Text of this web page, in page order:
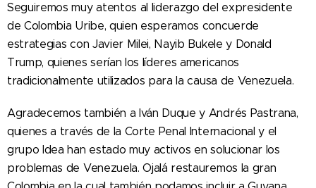
Seguiremos muy atentos al liderazgo del expresidente
de Colombia Uribe, quien esperamos concuerde
estrategias con Javier Milei, Nayib Bukele y Donald
Trump, quienes serían los líderes americanos
tradicionalmente utilizados para la causa de Venezuela.
Agradecemos también a Iván Duque y Andrés Pastrana,
quienes a través de la Corte Penal Internacional y el
grupo Idea han estado muy activos en solucionar los
problemas de Venezuela. Ojalá restauremos la gran